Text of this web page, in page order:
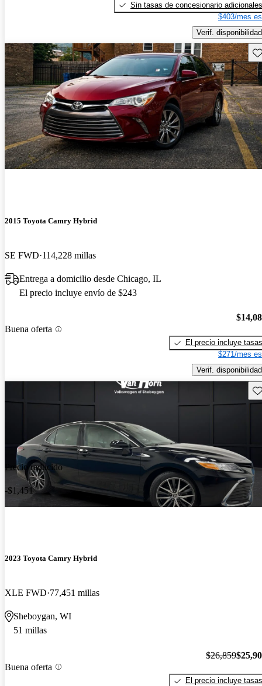
Sin tasas de concesionario adicionales
$403/mes
Verif. disponibilidad
2015 Toyota Camry Hybrid
SE FWD 114,228 millas
Entrega a domicilio desde Chicago, IL
El precio incluye envío de $243
Buena oferta
El precio incluye tasas
$271/mes
Verif. disponibilidad
Precio reducido
-$1,451
2023 Toyota Camry Hybrid
XLE FWD 77,451 millas
Sheboygan, WI
51 millas
Buena oferta
$26,859
El precio incluye tasas